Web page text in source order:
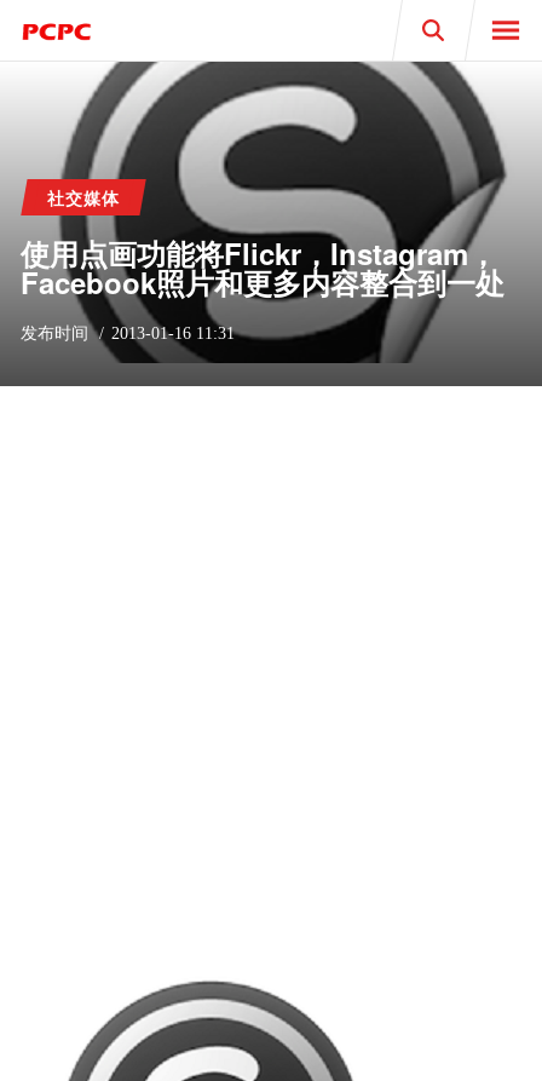
Search
社交媒体
使用点画功能将Flickr，Instagram，
Facebook照片和更多内容整合到一处
发布时间 2013-01-16 11:31